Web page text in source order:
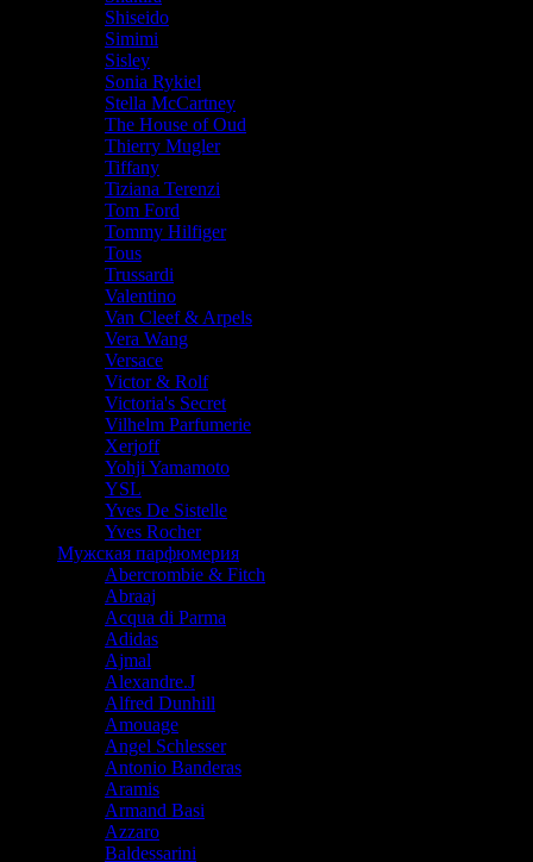
Shiseido
Simimi
Sisley
Sonia Rykiel
Stella McCartney
The House of Oud
Thierry Mugler
Tiffany
Tiziana Terenzi
Tom Ford
Tommy Hilfiger
Tous
Trussardi
Valentino
Van Cleef & Arpels
Vera Wang
Versace
Victor & Rolf
Victoria's Secret
Vilhelm Parfumerie
Xerjoff
Yohji Yamamoto
YSL
Yves De Sistelle
Yves Rocher
Мужская парфюмерия
Abercrombie & Fitch
Abraaj
Acqua di Parma
Adidas
Ajmal
Alexandre.J
Alfred Dunhill
Amouage
Angel Schlesser
Antonio Banderas
Aramis
Armand Basi
Azzaro
Baldessarini